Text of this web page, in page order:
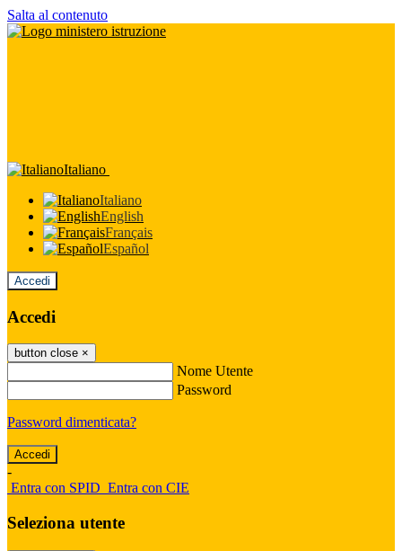
Salta al contenuto
Italiano
Italiano
English
Français
Español
Accedi
Accedi
button close ×
Nome Utente
Password
Password dimenticata?
-
Entra con SPID Entra con CIE
Seleziona utente